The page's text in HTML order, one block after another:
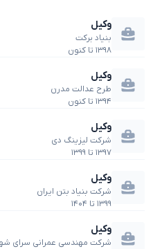
وکیل
بنیاد برکت
۱۳۹۸ تا کنون
وکیل
طرح عدالت مدرن
۱۳۹۴ تا کنون
وکیل
شرکت لیزینگ دی
۱۳۹۷ تا ۱۳۹۹
وکیل
شرکت بنیاد بتن ایران
۱۳۹۹ تا ۱۴۰۴
وکیل
شرکت مهندسی عمرانی سرای